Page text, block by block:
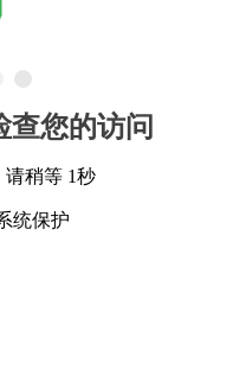
查您的访问
请稍等 1秒
统保护